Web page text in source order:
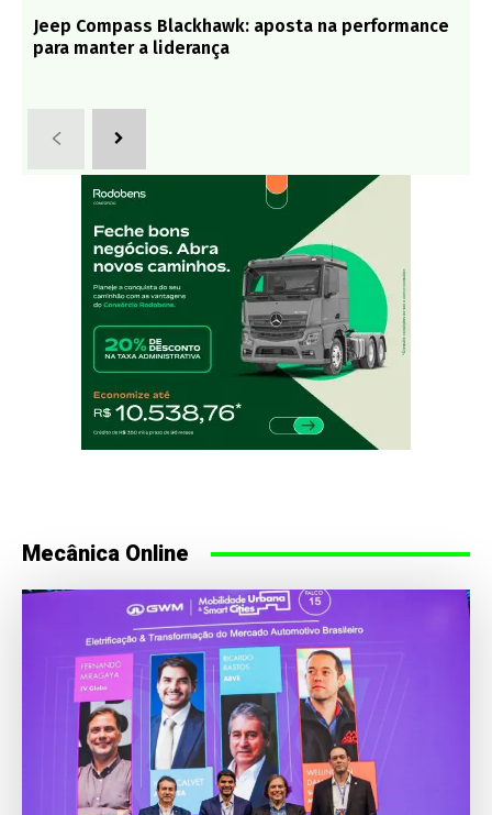
Jeep Compass Blackhawk: aposta na performance
para manter a liderança
Mecânica Online